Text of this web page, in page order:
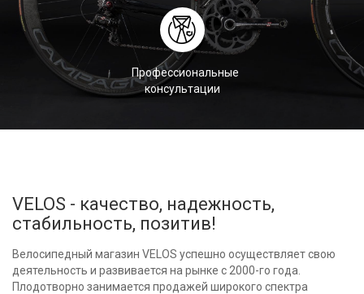
Профессиональные
консультации
VELOS - качество, надежность,
стабильность, позитив!
Велосипедный магазин VELOS успешно осуществляет свою
деятельность и развивается на рынке с 2000-го года.
Плодотворно занимается продажей широкого спектра